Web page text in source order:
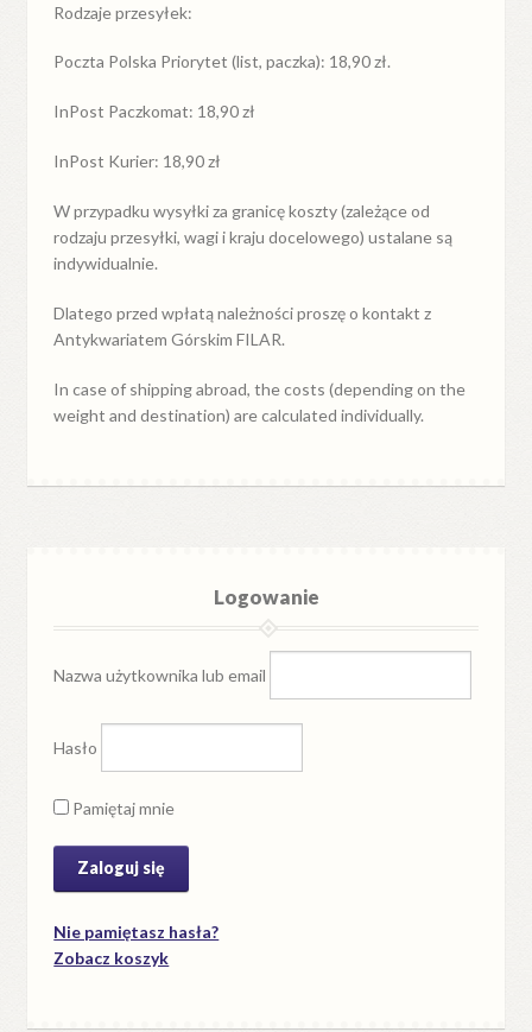
Rodzaje przesyłek:
Poczta Polska Priorytet (list, paczka): 18,90 zł.
InPost Paczkomat: 18,90 zł
InPost Kurier: 18,90 zł
W przypadkuwysyłkiza granicękoszty (zależące od
rodzaju przesyłki, wagi i kraju docelowego) ustalane są
indywidualnie.
Dlatego przed wpłatą należności proszę o kontakt z
Antykwariatem Górskim FILAR.
In case of shipping abroad, the costs (depending on the
weight and destination) are calculated individually.
Logowanie
Nazwa użytkownika lub email
Hasło
Pamiętaj mnie
Nie pamiętasz hasła?
Zobacz koszyk